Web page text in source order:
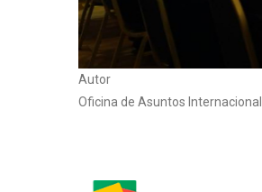
Autor
Oficina de Asuntos